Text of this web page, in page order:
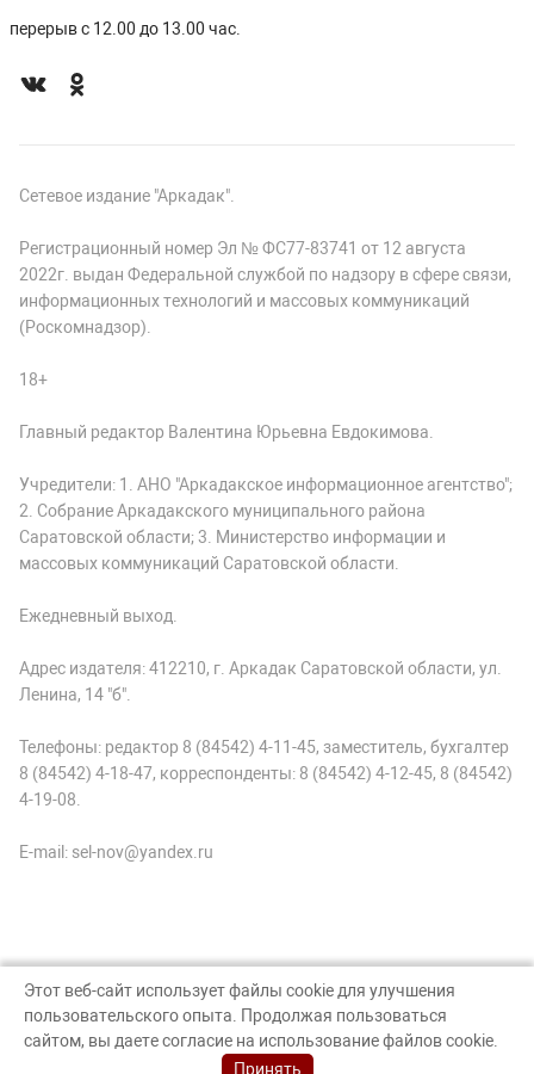
перерыв с 12.00 до 13.00 час.
Сетевое издание "Аркадак".
Регистрационный номер Эл № ФС77-83741 от 12 августа
2022г. выдан Федеральной службой по надзору в сфере связи,
информационных технологий и массовых коммуникаций
(Роскомнадзор).
18+
Главный редактор Валентина Юрьевна Евдокимова.
Учредители: 1. АНО "Аркадакское информационное агентство";
2. Собрание Аркадакского муниципального района
Саратовской области; 3. Министерство информации и
массовых коммуникаций Саратовской области.
Ежедневный выход.
Адрес издателя: 412210, г. Аркадак Саратовской области, ул.
Ленина, 14 "б".
Телефоны: редактор 8 (84542) 4-11-45, заместитель, бухгалтер
8 (84542) 4-18-47, корреспонденты: 8 (84542) 4-12-45, 8 (84542)
4-19-08.
E-mail: sel-nov@yandex.ru
© Аркадак, 2026
Создание сайта — nopreset
Этот веб-сайт использует файлы cookie для улучшения
пользовательского опыта. Продолжая пользоваться
сайтом, вы даете согласие на использование файлов cookie.
Принять